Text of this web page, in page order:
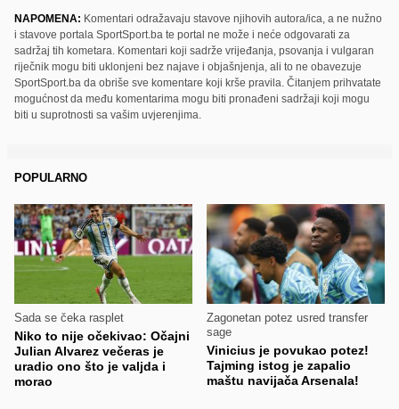
NAPOMENA: Komentari odražavaju stavove njihovih autora/ica, a ne nužno
i stavove portala SportSport.ba te portal ne može i neće odgovarati za
sadržaj tih kometara. Komentari koji sadrže vrijeđanja, psovanja i vulgaran
riječnik mogu biti uklonjeni bez najave i objašnjenja, ali to ne obavezuje
SportSport.ba da obriše sve komentare koji krše pravila. Čitanjem prihvatate
mogućnost da među komentarima mogu biti pronađeni sadržaji koji mogu
biti u suprotnosti sa vašim uvjerenjima.
POPULARNO
Sada se čeka rasplet
Niko to nije očekivao: Očajni
Julian Alvarez večeras je
uradio ono što je valjda i
morao
Zagonetan potez usred transfer
sage
Vinicius je povukao potez!
Tajming istog je zapalio
maštu navijača Arsenala!